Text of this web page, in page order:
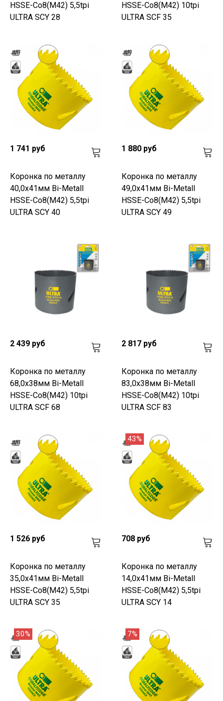
HSSE-Co8(M42) 5,5tpi
ULTRA SCY 28
HSSE-Co8(M42) 10tpi
ULTRA SCF 35
1 741 руб
Коронка по металлу
40,0x41мм Bi-Metall
HSSE-Co8(M42) 5,5tpi
ULTRA SCY 40
1 880 руб
Коронка по металлу
49,0x41мм Bi-Metall
HSSE-Co8(M42) 5,5tpi
ULTRA SCY 49
2 439 руб
Коронка по металлу
68,0x38мм Bi-Metall
HSSE-Co8(M42) 10tpi
ULTRA SCF 68
2 817 руб
Коронка по металлу
83,0x38мм Bi-Metall
HSSE-Co8(M42) 10tpi
ULTRA SCF 83
1 526 руб
Коронка по металлу
35,0x41мм Bi-Metall
HSSE-Co8(M42) 5,5tpi
ULTRA SCY 35
43%
708 руб
Коронка по металлу
14,0x41мм Bi-Metall
HSSE-Co8(M42) 5,5tpi
ULTRA SCY 14
30% 7%